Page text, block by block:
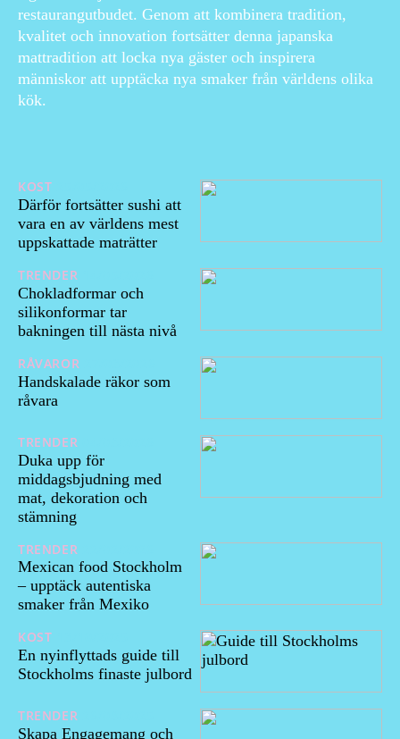
restaurangutbudet. Genom att kombinera tradition,
kvalitet och innovation fortsätter denna japanska
mattradition att locka nya gäster och inspirera
människor att upptäcka nya smaker från världens olika
kök.
KOST
Därför fortsätter sushi att
vara en av världens mest
uppskattade maträtter
TRENDER
Chokladformar och
silikonformar tar
bakningen till nästa nivå
RÅVAROR
Handskalade räkor som
råvara
TRENDER
Duka upp för
middagsbjudning med
mat, dekoration och
stämning
TRENDER
Mexican food Stockholm
– upptäck autentiska
smaker från Mexiko
KOST
En nyinflyttads guide till
Stockholms finaste julbord
TRENDER
Skapa Engagemang och